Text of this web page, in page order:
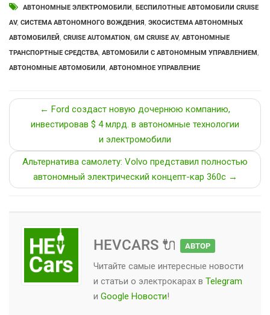
АВТОНОМНЫЕ ЭЛЕКТРОМОБИЛИ, БЕСПИЛОТНЫЕ АВТОМОБИЛИ CRUISE
AV, СИСТЕМА АВТОНОМНОГО ВОЖДЕНИЯ, ЭКОСИСТЕМА АВТОНОМНЫХ
АВТОМОБИЛЕЙ, CRUISE AUTOMATION, GM CRUISE AV, АВТОНОМНЫЕ
ТРАНСПОРТНЫЕ СРЕДСТВА, АВТОМОБИЛИ С АВТОНОМНЫМ УПРАВЛЕНИЕМ,
АВТОНОМНЫЕ АВТОМОБИЛИ, АВТОНОМНОЕ УПРАВЛЕНИЕ
← Ford создаст новую дочернюю компанию,
инвестировав $ 4 млрд. в автономные технологии
и электромобили
Альтернатива самолету: Volvo представил полностью
автономный электрический концепт-кар 360c →
HEVCARS 🔌 АВТОР
Читайте самые интересные новости
и статьи о электрокарах в Telegram
и Google Новости!